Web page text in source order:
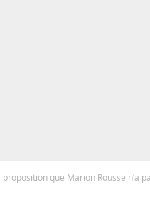
proposition que Marion Rousse n’a